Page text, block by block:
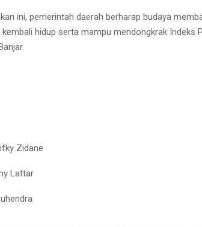
ini, pemerintah daerah berharap budaya
hidup serta mampu mendongkrak Indeks
Zidane
Lattar